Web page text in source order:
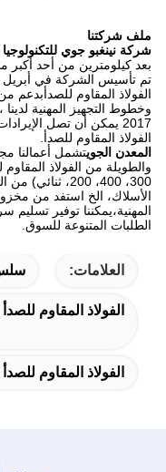
ملف شركتنا
شركة نينغبو جوي للتكنولوجيا
بعد كيلومترين من أحد أكبر
الفولاذ المقاوم للصدأبدعم
وخطوط التجهيز المهنية
الفولاذ المقاوم للصدأ.
المعدن الجويتشمل أعمالنا
والطويلة من الفولاذ
300، 400، 200،
الأسلاك، الخ استفد من
المهنية،يمكننا توفير تسليم
الطلبات المتنوعة للسوق.
العلامات: سلس
الفولاذ المقاوم
الفولاذ المقاوم